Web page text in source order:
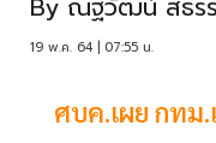
By ณฐวัฒน์ สธร
19 พ.ค. 64 | 07:55 น.
ศบค.เผย กทม.